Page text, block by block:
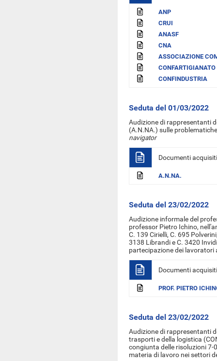
ANP
CRUI
ANASF
CNA
ASSOCIAZIONE
CONFARTIGIANATO
CONFINDUSTRIA
Seduta del 01/03/2022
Audizione di rappresentanti
(A.N.NA.) sulle
navigator
Documenti acquisiti
A.N.NA.
Seduta del 23/02/2022
Audizione informale del
professor Pietro Ichino,
C. 139 Cirielli, C. 695
3138 Librandi e C. 3420
partecipazione dei lavoratori
Documenti acquisiti
PROF. PIETRO
Seduta del 23/02/2022
Audizione di rappresentanti
trasporti e della logistica
congiunta delle risoluzioni 7-
materia di lavoro nei settori